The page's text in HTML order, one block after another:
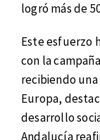
logró más de
Este esfuerzo
con la
recibiendo
Europa,
desarrollo
Andalucía